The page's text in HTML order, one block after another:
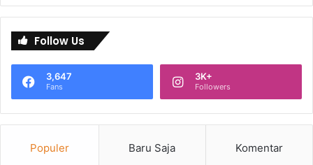
Follow Us
3,647
Fans
3K+
Followers
Populer Baru Saja Komentar